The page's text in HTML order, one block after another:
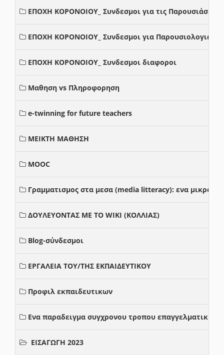
ΕΠΟΧΗ ΚΟΡΟΝΟΙΟΥ_ Συνδεσμοι για τις Παρουσιάσεις
ΕΠΟΧΗ ΚΟΡΟΝΟΙΟΥ_ Συνδεσμοι για Παρουσιολογια
ΕΠΟΧΗ ΚΟΡΟΝΟΙΟΥ_ Συνδεσμοι διαφοροι
Μαθηση vs Πληροφορηση
e-twinning for future teachers
ΜΕΙΚΤΗ ΜΑΘΗΣΗ
MOOC
Γραμματισμος στα μεσα (media litteracy): ενα μικρο
ΔΟΥΛΕΥΟΝΤΑΣ ΜΕ ΤΟ WIKI (ΚΟΛΛΙΑΣ)
Blog-σύνδεσμοι
ΕΡΓΑΛΕΙΑ ΤΟΥ/ΤΗΣ ΕΚΠΑΙΔΕΥΤΙΚΟΥ
Προφιλ εκπαιδευτικων
Ενα παραδειγμα συγχρονου τροπου επαγγελματικης
ΕΙΣΑΓΩΓΗ 2023